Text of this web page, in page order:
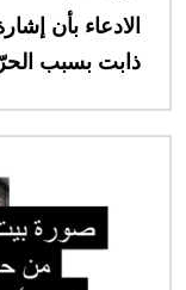
الادعاء بأن
ذابت بسبب